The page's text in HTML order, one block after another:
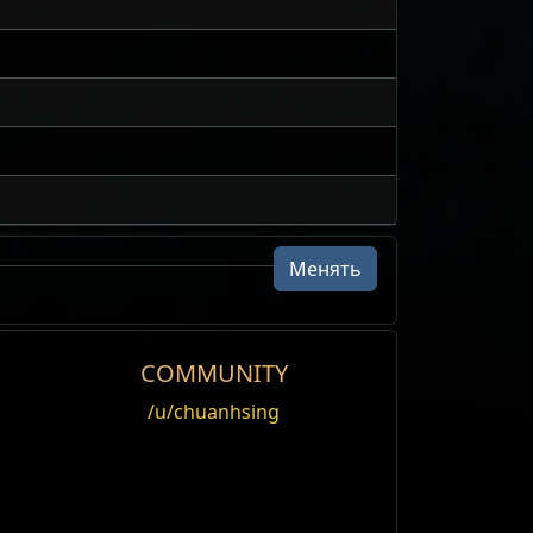
Менять
COMMUNITY
/u/chuanhsing